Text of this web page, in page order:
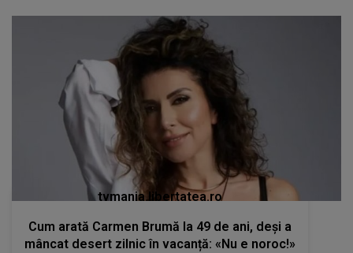
tvmania.libertatea.ro
Cum arată Carmen Brumă la 49 de ani, deși a
mâncat desert zilnic în vacanță: «Nu e noroc!»